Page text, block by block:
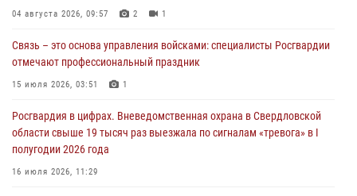
03 августа 2026, 07:43 3
Росгвардия приняла участие в межведомственном
антитеррористическом учении в Свердловской области
31 июля 2026, 12:27 1
Росгвардия обеспечивает безопасность граждан на южном
направлении
31 июля 2026, 06:56
04 августа 2026, 09:57 2 1
Связь – это основа управления войсками: специалисты Росгвардии
отмечают профессиональный праздник
15 июля 2026, 03:51 1
Росгвардия в цифрах. Вневедомственная охрана в Свердловской
области свыше 19 тысяч раз выезжала по сигналам «тревога» в I
полугодии 2026 года
16 июля 2026, 11:29